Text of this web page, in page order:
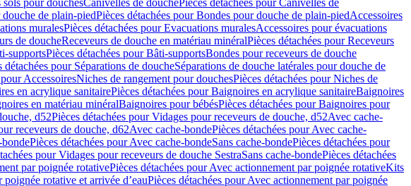
sols pour douchesCanivelles de douchePièces détachées pour Canivelles de
de plain-piedPièces détachées pour Bondes pour douche de plain-piedAccessoires
muralesPièces détachées pour Evacuations muralesAccessoires pour évacuations
de doucheReceveurs de douche en matériau minéralPièces détachées pour Receveurs
supportsPièces détachées pour Bâti-supportsBondes pour receveurs de douche
détachées pour Séparations de doucheSéparations de douche latérales pour douche de
AccessoiresNiches de rangement pour douchesPièces détachées pour Niches de
en acrylique sanitairePièces détachées pour Baignoires en acrylique sanitaireBaignoires
en matériau minéralBaignoires pour bébésPièces détachées pour Baignoires pour
d52Pièces détachées pour Vidages pour receveurs de douche, d52Avec cache-
receveurs de douche, d62Avec cache-bondePièces détachées pour Avec cache-
Pièces détachées pour Avec cache-bondeSans cache-bondePièces détachées pour
pour Vidages pour receveurs de douche SestraSans cache-bondePièces détachées
par poignée rotativePièces détachées pour Avec actionnement par poignée rotativeKits
rotative et arrivée d’eauPièces détachées pour Avec actionnement par poignée